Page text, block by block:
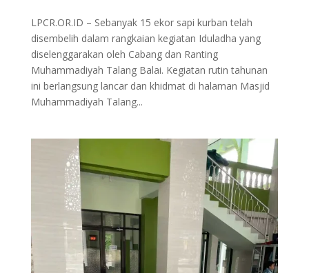
LPCR.OR.ID – Sebanyak 15 ekor sapi kurban telah
disembelih dalam rangkaian kegiatan Iduladha yang
diselenggarakan oleh Cabang dan Ranting
Muhammadiyah Talang Balai. Kegiatan rutin tahunan
ini berlangsung lancar dan khidmat di halaman Masjid
Muhammadiyah Talang...